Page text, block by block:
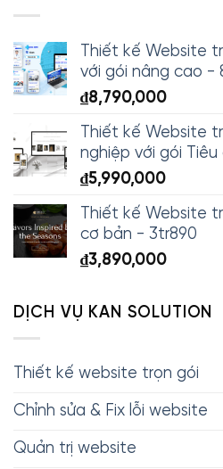
Thiết kế Website
với gói nâng cao -
₫8,790,000
Thiết kế Website
nghiệp với gói
₫5,990,000
Thiết kế Website
cơ bản - 3tr890
₫3,890,000
DỊCH VỤ KAN SOLUTION
Thiết kế website trọn gói
Chỉnh sửa & Fix lỗi website
Quản trị website